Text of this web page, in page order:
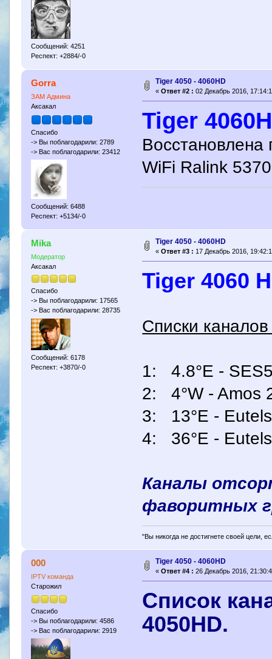
Сообщений: 4251
Респект: +2884/-0
Gorra
ЗАМ Админа
Аксакал
Спасибо
-> Вы поблагодарили: 2789
-> Вас поблагодарили: 23412
Сообщений: 6488
Респект: +5134/-0
Tiger 4050 - 4060HD
« Ответ #2 : 02 Декабрь 2016,
Tiger
Восстановлена
WiFi Ralink 5370
Mika
Модератор
Аксакал
Спасибо
-> Вы поблагодарили: 17565
-> Вас поблагодарили: 28735
Сообщений: 6178
Респект: +3870/-0
Tiger 4050 - 4060HD
« Ответ #3 : 17 Декабрь 2016,
Tiger 4060
Списки
1: 4.8°E -
2: 4°W - Amos
3: 13°E -
4: 36°E -
Каналы
фаворитных
"Вы никогда не достигнете своей цели,
000
IPTV команда
Старожил
Спасибо
-> Вы поблагодарили: 4586
-> Вас поблагодарили: 2919
Tiger 4050 - 4060HD
« Ответ #4 : 26 Декабрь 2016,
Список
4050HD.